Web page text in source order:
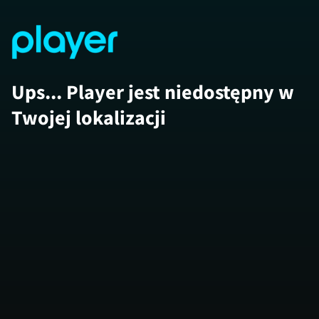
Ups... Player jest niedostępny w
Twojej lokalizacji